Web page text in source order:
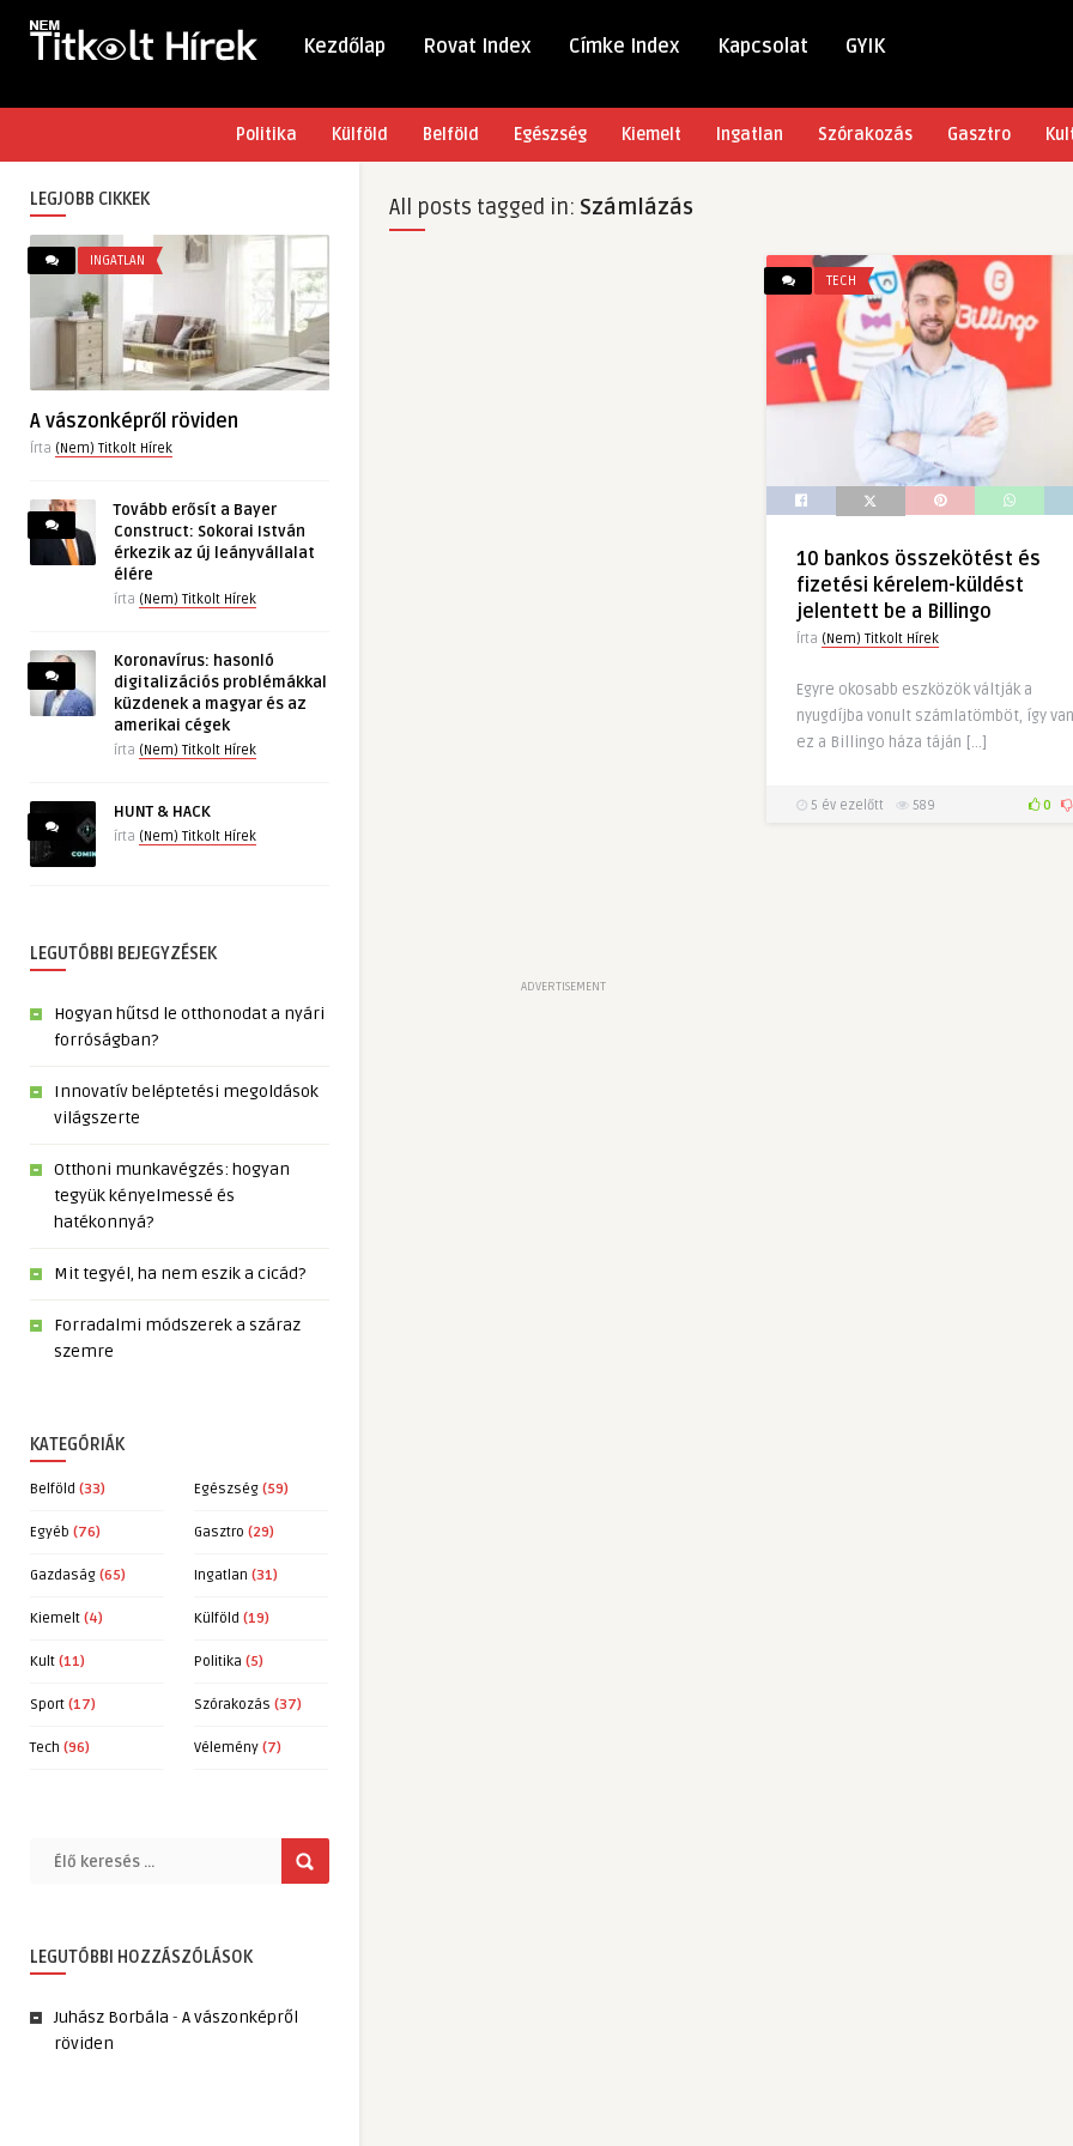
Kezdőlap Rovat Index Címke Index Kapcsolat GYIK
Politika Külföld Belföld Egészség Kiemelt Ingatlan Szórakozás Gasztro
LEGJOBB CIKKEK
INGATLAN
A vászonképről röviden
Írta (Nem) Titkolt Hírek
Tovább erősít a Bayer
Construct: Sokorai István
érkezik az új leányvállalat
élére
írta (Nem) Titkolt Hírek
Koronavírus: hasonló
digitalizációs problémákkal
küzdenek a magyar és az
amerikai cégek
írta (Nem) Titkolt Hírek
HUNT & HACK
írta (Nem) Titkolt Hírek
LEGUTÓBBI BEJEGYZÉSEK
Hogyan hűtsd le otthonodat a nyári
forróságban?
Innovatív beléptetési megoldások
világszerte
Otthoni munkavégzés: hogyan
tegyük kényelmessé és
hatékonnyá?
Mit tegyél, ha nem eszik a cicád?
Forradalmi módszerek a száraz
szemre
KATEGÓRIÁK
Belföld (33) Egészség (59)
Egyéb (76) Gasztro (29)
Gazdaság (65) Ingatlan (31)
Kiemelt (4) Külföld (19)
Kult (11) Politika (5)
Sport (17) Szórakozás (37)
Tech (96) Vélemény (7)
LEGUTÓBBI HOZZÁSZÓLÁSOK
Juhász Borbála - A vászonképről
röviden
All posts tagged in: Számlázás
ADVERTISEMENT
TECH
10 bankos összekötést és
fizetési kérelem-küldést
jelentett be a Billingo
Írta (Nem) Titkolt Hírek
Egyre okosabb eszközök váltják a
nyugdíjba vonult számlatömböt, így van
ez a Billingo háza táján […]
5 év ezelőtt 589 0